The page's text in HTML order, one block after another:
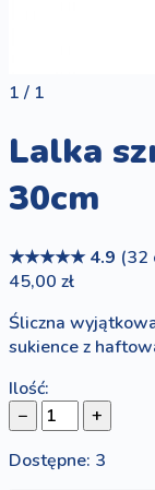
1 / 1
Lalka
30cm
★★★★★ 4.9 (32
45,00 zł
Śliczna
sukience z
Ilość:
−
+
Dostępne: 3